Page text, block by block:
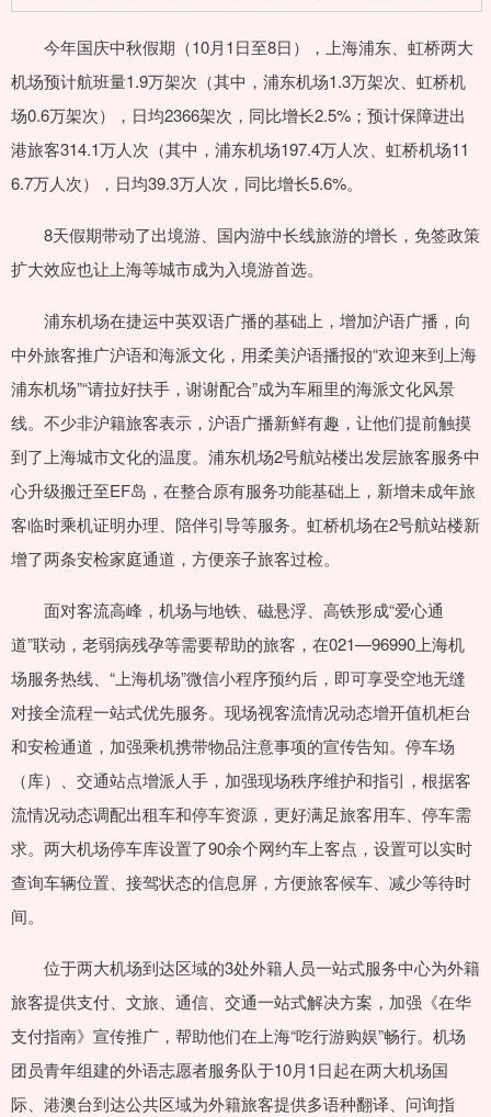
今年国庆中秋假期（10月1日至8日），上海浦东、虹桥两大
机场预计航班量1.9万架次（其中，浦东机场1.3万架次、虹桥机
场0.6万架次），日均2366架次，同比增长2.5%；预计保障进出
港旅客314.1万人次（其中，浦东机场197.4万人次、虹桥机场11
6.7万人次），日均39.3万人次，同比增长5.6%。
8天假期带动了出境游、国内游中长线旅游的增长，免签政策
扩大效应也让上海等城市成为入境游首选。
浦东机场在捷运中英双语广播的基础上，增加沪语广播，向
中外旅客推广沪语和海派文化，用柔美沪语播报的“欢迎来到上海
浦东机场”“请拉好扶手，谢谢配合”成为车厢里的海派文化风景
线。不少非沪籍旅客表示，沪语广播新鲜有趣，让他们提前触摸
到了上海城市文化的温度。浦东机场2号航站楼出发层旅客服务中
心升级搬迁至EF岛，在整合原有服务功能基础上，新增未成年旅
客临时乘机证明办理、陪伴引导等服务。虹桥机场在2号航站楼新
增了两条安检家庭通道，方便亲子旅客过检。
面对客流高峰，机场与地铁、磁悬浮、高铁形成“爱心通
道”联动，老弱病残孕等需要帮助的旅客，在021—96990上海机
场服务热线、“上海机场”微信小程序预约后，即可享受空地无缝
对接全流程一站式优先服务。现场视客流情况动态增开值机柜台
和安检通道，加强乘机携带物品注意事项的宣传告知。停车场
（库）、交通站点增派人手，加强现场秩序维护和指引，根据客
流情况动态调配出租车和停车资源，更好满足旅客用车、停车需
求。两大机场停车库设置了90余个网约车上客点，设置可以实时
查询车辆位置、接驾状态的信息屏，方便旅客候车、减少等待时
间。
位于两大机场到达区域的3处外籍人员一站式服务中心为外籍
旅客提供支付、文旅、通信、交通一站式解决方案，加强《在华
支付指南》宣传推广，帮助他们在上海“吃行游购娱”畅行。机场
团员青年组建的外语志愿者服务队于10月1日起在两大机场国
际、港澳台到达公共区域为外籍旅客提供多语种翻译、问询指